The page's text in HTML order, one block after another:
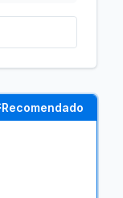
Recomendado